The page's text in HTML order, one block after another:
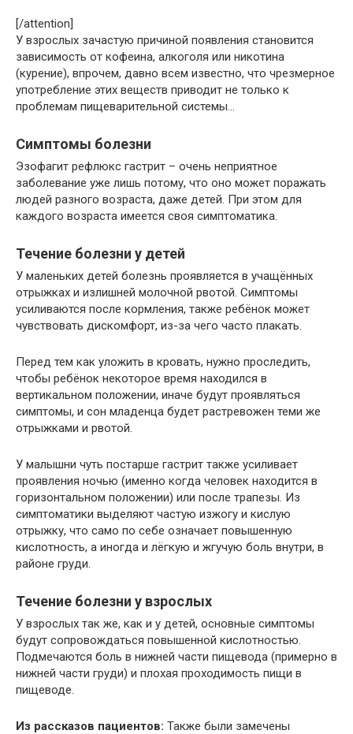
[/attention]
У взрослых зачастую причиной появления становится
зависимость от кофеина, алкоголя или никотина
(курение), впрочем, давно всем известно, что чрезмерное
употребление этих веществ приводит не только к
проблемам пищеварительной системы…
Симптомы болезни
Эзофагит рефлюкс гастрит – очень неприятное
заболевание уже лишь потому, что оно может поражать
людей разного возраста, даже детей. При этом для
каждого возраста имеется своя симптоматика.
Течение болезни у детей
У маленьких детей болезнь проявляется в учащённых
отрыжках и излишней молочной рвотой. Симптомы
усиливаются после кормления, также ребёнок может
чувствовать дискомфорт, из-за чего часто плакать.
Перед тем как уложить в кровать, нужно проследить,
чтобы ребёнок некоторое время находился в
вертикальном положении, иначе будут проявляться
симптомы, и сон младенца будет растревожен теми же
отрыжками и рвотой.
У малышни чуть постарше гастрит также усиливает
проявления ночью (именно когда человек находится в
горизонтальном положении) или после трапезы. Из
симптоматики выделяют частую изжогу и кислую
отрыжку, что само по себе означает повышенную
кислотность, а иногда и лёгкую и жгучую боль внутри, в
районе груди.
Течение болезни у взрослых
У взрослых так же, как и у детей, основные симптомы
будут сопровождаться повышенной кислотностью.
Подмечаются боль в нижней части пищевода (примерно в
нижней части груди) и плохая проходимость пищи в
пищеводе.
Из рассказов пациентов: Также были замечены